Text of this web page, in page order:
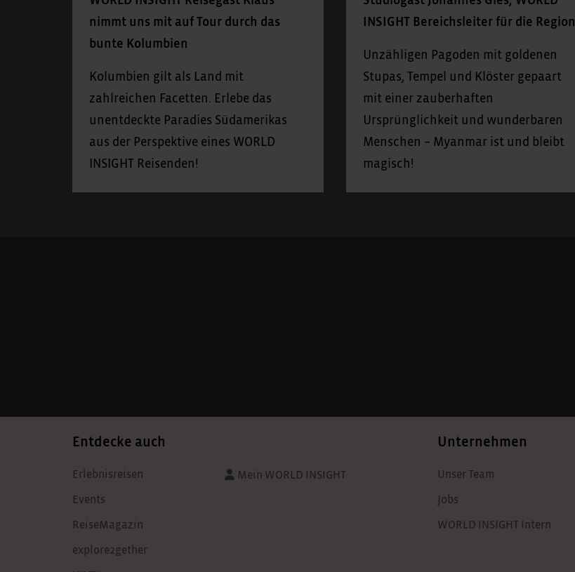
nimmt uns mit auf Tour durch das
bunte Kolumbien
Kolumbien gilt als Land mit
zahlreichen Facetten. Erlebe das
unentdeckte Paradies Südamerikas
aus der Perspektive eines WORLD
INSIGHT Reisenden!
INSIGHT Bereichsleiter für die Region
Unzähligen Pagoden mit goldenen
Stupas, Tempel und Klöster gepaart
mit einer zauberhaften
Ursprünglichkeit und wunderbaren
Menschen – Myanmar ist und bleibt
magisch!
Entdecke auch
Erlebnisreisen
Events
ReiseMagazin
explore2gether
Mein WORLD INSIGHT
Unternehmen
Unser Team
Jobs
WORLD INSIGHT Intern